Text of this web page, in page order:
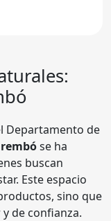
Departamento de
se ha
buscan
Este espacio
sino que
de confianza.